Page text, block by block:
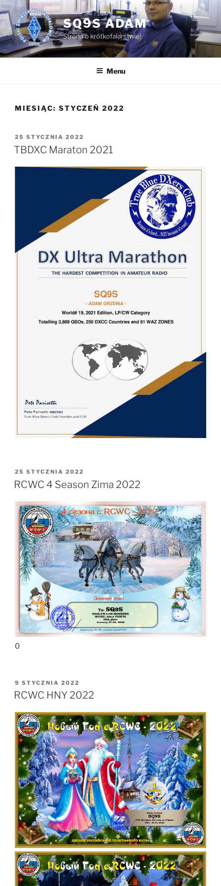
Przejdź
do
treści
SQ9S ADAM
Strona o krótkofalarstwie!
Menu
MIESIĄC: STYCZEŃ 2022
OPUBLIKOWANE
W
25 STYCZNIA 2022
TBDXC Maraton 2021
OPUBLIKOWANE
W
25 STYCZNIA 2022
RCWC 4 Season Zima 2022
0
OPUBLIKOWANE
W
9 STYCZNIA 2022
RCWC HNY 2022